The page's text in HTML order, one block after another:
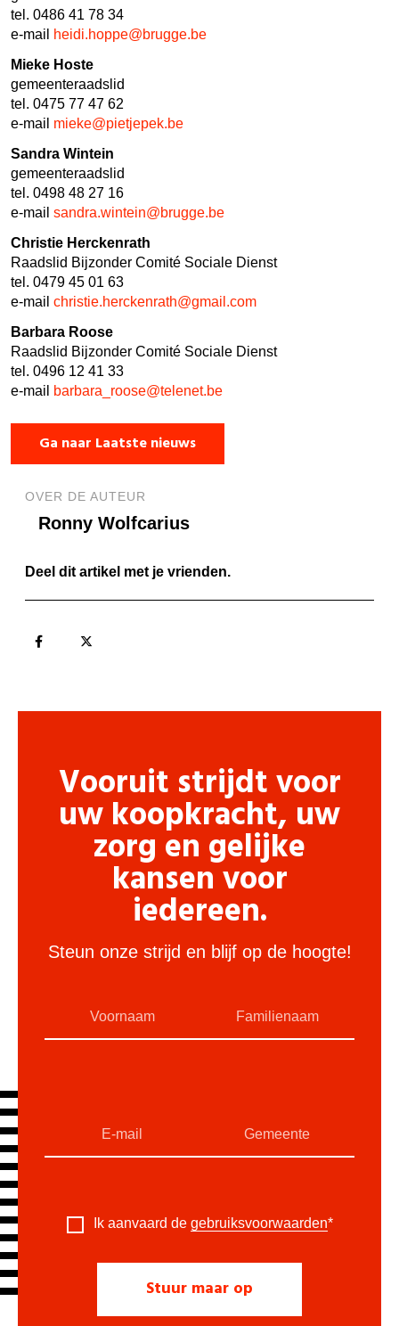
tel. 0486 41 78 34
e-mail
heidi.hoppe@brugge.be
Mieke Hoste
gemeenteraadslid
tel. 0475 77 47 62
e-mail mieke@pietjepek.be
Sandra Wintein
gemeenteraadslid
tel. 0498 48 27 16
e-mail sandra.wintein@brugge.be
Christie Herckenrath
Raadslid Bijzonder Comité Sociale Dienst
tel. 0479 45 01 63
e-mail christie.herckenrath@gmail.com
Barbara Roose
Raadslid Bijzonder Comité Sociale Dienst
tel. 0496 12 41 33
e-mail
barbara_roose@telenet.be
Ga naar Laatste nieuws
OVER DE AUTEUR
Ronny Wolfcarius
Deel dit artikel met je vrienden.
Vooruit strijdt voor
uw koopkracht, uw
zorg en gelijke
kansen voor
iedereen.
Steun onze strijd en blijf op de hoogte!
Ik aanvaard de gebruiksvoorwaarden*